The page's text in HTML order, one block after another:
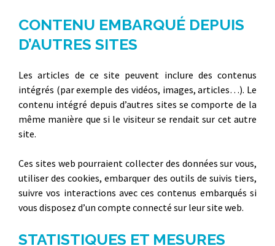
CONTENU EMBARQUÉ DEPUIS
D’AUTRES SITES
Les articles de ce site peuvent inclure des contenus
intégrés (par exemple des vidéos, images, articles…). Le
contenu intégré depuis d’autres sites se comporte de la
même manière que si le visiteur se rendait sur cet autre
site.
Ces sites web pourraient collecter des données sur vous,
utiliser des cookies, embarquer des outils de suivis tiers,
suivre vos interactions avec ces contenus embarqués si
vous disposez d’un compte connecté sur leur site web.
STATISTIQUES ET MESURES